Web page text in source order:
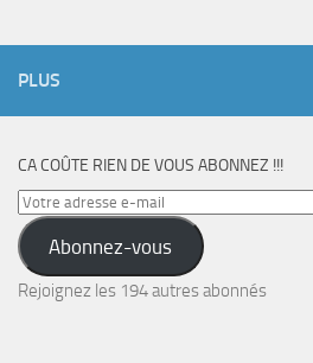
PLUS
CA COÛTE RIEN DE VOUS ABONNEZ !!!
Votre
adresse
e-
mail
Abonnez-vous
Rejoignez les 194 autres abonnés